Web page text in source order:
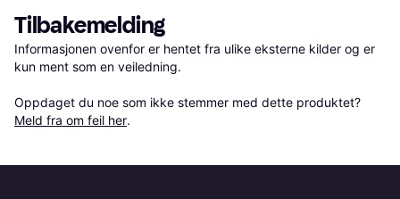
Tilbakemelding
Informasjonen ovenfor er hentet fra ulike eksterne kilder og er
kun ment som en veiledning.
Oppdaget du noe som ikke stemmer med dette produktet?
Meld fra om feil her.